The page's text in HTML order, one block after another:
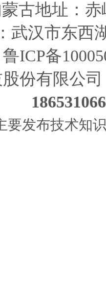
古地址：
武汉市东西
鲁ICP备
份有限公司
要发布技术知